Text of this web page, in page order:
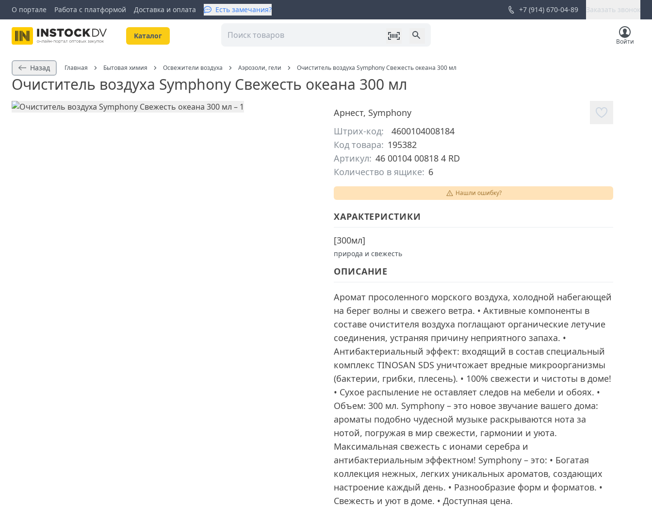
О портале Работа с платформой Доставка и оплата Есть замечания? +7 (914) 670-04-89 Заказать звонок
Kаталог
Войти
Назад Главная Бытовая химия Освежители воздуха Аэрозоли, гели Очиститель воздуха Symphony Свежесть океана 300 мл
Очиститель воздуха Symphony Свежесть океана 300 мл
Арнест, Symphony
Штрих-код:
4600104008184
Код товара: 195382
Артикул: 46 00104 00818 4 RD
Количество в ящике: 6
Нашли ошибку?
ХАРАКТЕРИСТИКИ
[300мл]
природа и свежесть
ОПИСАНИЕ
Аромат просоленного морского воздуха, холодной набегающей
на берег волны и свежего ветра. • Активные компоненты в
составе очистителя воздуха поглащают органические летучие
соединения, устраняя причину неприятного запаха. •
Антибактериальный эффект: входящий в состав специальный
комплекс TINOSAN SDS уничтожает вредные микроорганизмы
(бактерии, грибки, плесень). • 100% свежести и чистоты в доме!
• Сухое распыление не оставляет следов на мебели и обоях. •
Объем: 300 мл. Symphony – это новое звучание вашего дома:
ароматы подобно чудесной музыке раскрываются нота за
нотой, погружая в мир свежести, гармонии и уюта.
Максимальная свежесть с ионами серебра и
антибактериальным эффектном! Symphony – это: • Богатая
коллекция нежных, легких уникальных ароматов, создающих
настроение каждый день. • Разнообразие форм и форматов. •
Свежесть и уют в доме. • Доступная цена.